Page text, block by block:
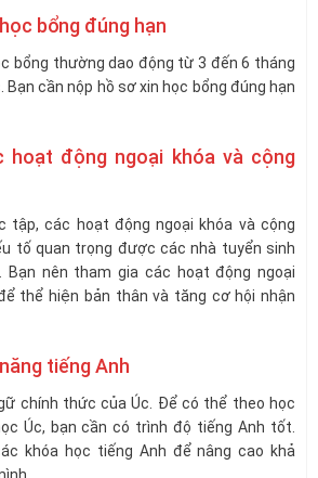
bổng đúng hạn
bổng thường dao động từ 3 đến 6 tháng
cần nộp hồ sơ xin học bổng đúng hạn
hoạt động ngoại khóa và cộng
tập, các hoạt động ngoại khóa và cộng
tố quan trọng được các nhà tuyển sinh
Bạn nên tham gia các hoạt động ngoại
thể hiện bản thân và tăng cơ hội nhận
tiếng Anh
chính thức của Úc. Để có thể theo học
Úc, bạn cần có trình độ tiếng Anh tốt.
khóa học tiếng Anh để nâng cao khả